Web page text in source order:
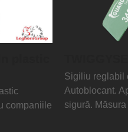
companiile
Sigiliu reglabil
Autoblocant.
sigură.